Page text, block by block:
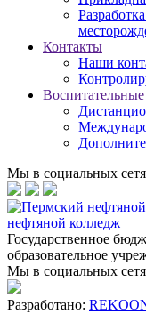
Контакты
Наши
Мы в социальных
нефтяной колледж
Государственное
образовательное
Мы в социальных
Разработано: